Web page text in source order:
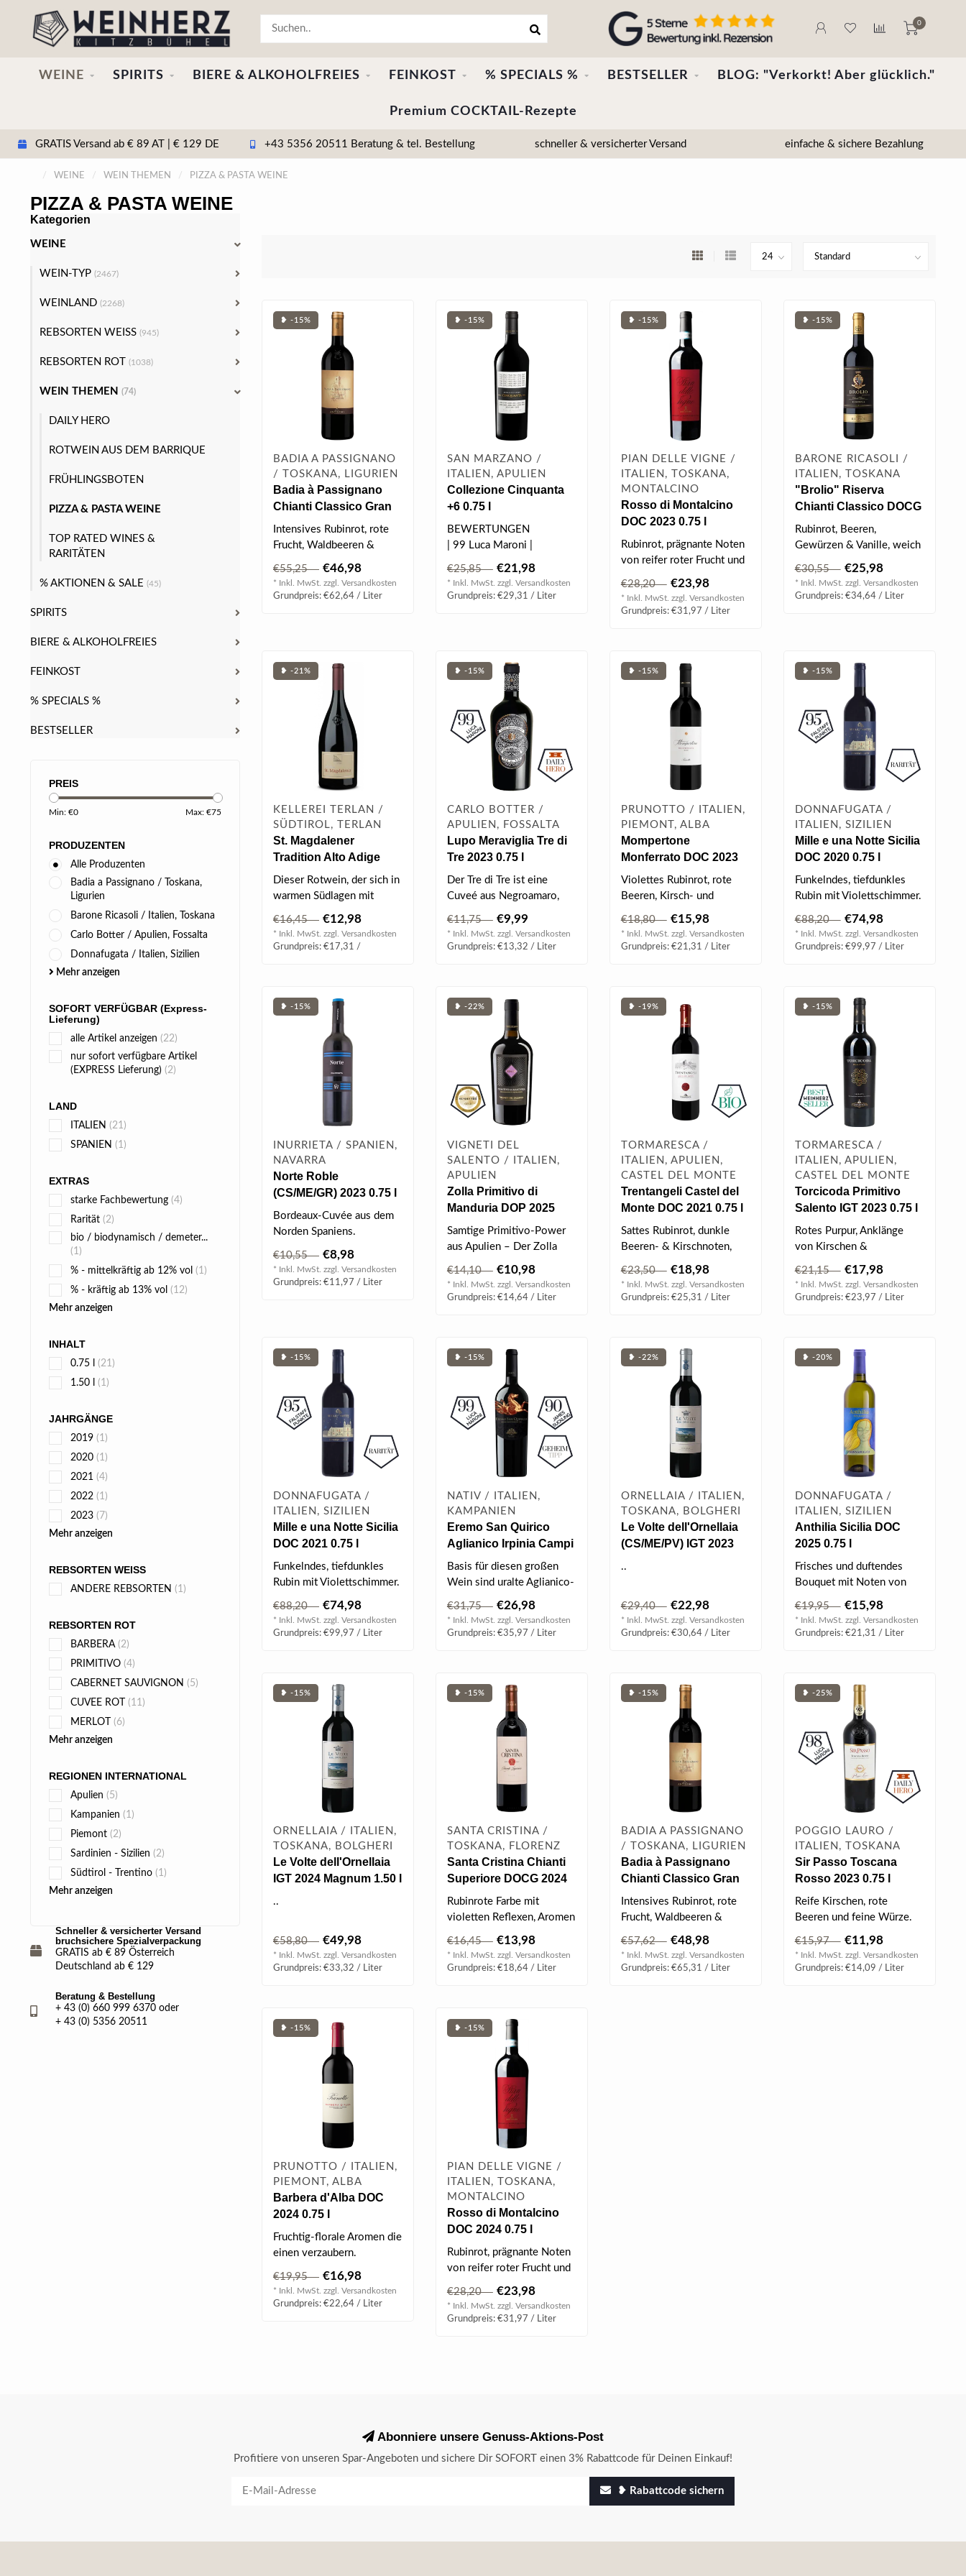
0
WEINE SPIRITS BIERE & ALKOHOLFREIES FEINKOST % SPECIALS % BESTSELLER BLOG: "Verkorkt! Aber glücklich."
Premium COCKTAIL-Rezepte
GRATIS Versand ab € 89 AT | € 129 DE +43 5356 20511 Beratung & tel. Bestellung schneller & versicherter Versand einfache & sichere Bezahlung
/ WEINE / WEIN THEMEN / PIZZA & PASTA WEINE
PIZZA & PASTA WEINE
PREIS
Min: €0 Max: €75
PRODUZENTEN
Alle Produzenten
Badia a Passignano / Toskana,
Ligurien
Barone Ricasoli / Italien, Toskana
Carlo Botter / Apulien, Fossalta
Donnafugata / Italien, Sizilien
Mehr anzeigen
SOFORT VERFÜGBAR (Express-
Lieferung)
alle Artikel anzeigen (22)
nur sofort verfügbare Artikel
(EXPRESS Lieferung) (2)
LAND
ITALIEN (21)
SPANIEN (1)
EXTRAS
starke Fachbewertung (4)
Rarität (2)
bio / biodynamisch / demeter...
(1)
% - mittelkräftig ab 12% vol (1)
% - kräftig ab 13% vol (12)
Mehr anzeigen
INHALT
0.75 l (21)
1.50 l (1)
JAHRGÄNGE
2019 (1)
2020 (1)
2021 (4)
2022 (1)
2023 (7)
Mehr anzeigen
REBSORTEN WEISS
ANDERE REBSORTEN (1)
REBSORTEN ROT
BARBERA (2)
PRIMITIVO (4)
CABERNET SAUVIGNON (5)
CUVEE ROT (11)
MERLOT (6)
Mehr anzeigen
REGIONEN INTERNATIONAL
Apulien (5)
Kampanien (1)
Piemont (2)
Sardinien - Sizilien (2)
Südtirol - Trentino (1)
Mehr anzeigen
Kategorien
WEINE
WEIN-TYP (2467)
WEINLAND (2268)
REBSORTEN WEISS (945)
REBSORTEN ROT (1038)
WEIN THEMEN (74)
DAILY HERO
ROTWEIN AUS DEM BARRIQUE
FRÜHLINGSBOTEN
PIZZA & PASTA WEINE
TOP RATED WINES &
RARITÄTEN
% AKTIONEN & SALE (45)
SPIRITS
BIERE & ALKOHOLFREIES
FEINKOST
% SPECIALS %
BESTSELLER
Schneller & versicherter Versand
bruchsichere Spezialverpackung
GRATIS ab € 89 Österreich
Deutschland ab € 129
Beratung & Bestellung
+ 43 (0) 660 999 6370 oder
+ 43 (0) 5356 20511
❥ -15%
BADIA A PASSIGNANO
/ TOSKANA, LIGURIEN
Badia à Passignano
Chianti Classico Gran
Selezione DOCG 2021
0.75 l
Intensives Rubinrot, rote
Frucht, Waldbeeren &
samtige ..
€55,25 €46,98
* Inkl. MwSt. zzgl. Versandkosten
Grundpreis: €62,64 / Liter
❥ -15%
SAN MARZANO /
ITALIEN, APULIEN
Collezione Cinquanta
+6 0.75 l
BEWERTUNGEN
| 99 Luca Maroni |
| 3/3 Luigi Veronelli |
| Mu..
€25,85 €21,98
* Inkl. MwSt. zzgl. Versandkosten
Grundpreis: €29,31 / Liter
❥ -15%
PIAN DELLE VIGNE /
ITALIEN, TOSKANA,
MONTALCINO
Rosso di Montalcino
DOC 2023 0.75 l
Rubinrot, prägnante Noten
von reifer roter Frucht und
€28,20 €23,98
* Inkl. MwSt. zzgl. Versandkosten
Grundpreis: €31,97 / Liter
❥ -15%
BARONE RICASOLI /
ITALIEN, TOSKANA
"Brolio" Riserva
Chianti Classico DOCG
2021 0.75 l
Rubinrot, Beeren,
Gewürzen & Vanille, weich
elegante Tan..
€30,55 €25,98
* Inkl. MwSt. zzgl. Versandkosten
Grundpreis: €34,64 / Liter
❥ -21%
KELLEREI TERLAN /
SÜDTIROL, TERLAN
St. Magdalener
Tradition Alto Adige
DOC 2024 0.75 l
Dieser Rotwein, der sich in
warmen Südlagen mit
lehmhaltigen..
€16,45 €12,98
* Inkl. MwSt. zzgl. Versandkosten
Grundpreis: €17,31 /
❥ -15%
CARLO BOTTER /
APULIEN, FOSSALTA
Lupo Meraviglia Tre di
Tre 2023 0.75 l
Der Tre di Tre ist eine
Cuveé aus Negroamaro,
Trauben m..
€11,75 €9,99
* Inkl. MwSt. zzgl. Versandkosten
Grundpreis: €13,32 / Liter
❥ -15%
PRUNOTTO / ITALIEN,
PIEMONT, ALBA
Mompertone
Monferrato DOC 2023
0.75 l
Violettes Rubinrot, rote
Beeren, Kirsch- und
feinwürzige & fru..
€18,80 €15,98
* Inkl. MwSt. zzgl. Versandkosten
Grundpreis: €21,31 / Liter
❥ -15%
DONNAFUGATA /
ITALIEN, SIZILIEN
Mille e una Notte Sicilia
DOC 2020 0.75 l
Funkelndes, tiefdunkles
Rubin mit Violettschimmer.
Noten ..
€88,20 €74,98
* Inkl. MwSt. zzgl. Versandkosten
Grundpreis: €99,97 / Liter
❥ -15%
INURRIETA / SPANIEN,
NAVARRA
Norte Roble
(CS/ME/GR) 2023 0.75 l
Bordeaux-Cuvée aus dem
Norden Spaniens.
schon früh ..
€10,55 €8,98
* Inkl. MwSt. zzgl. Versandkosten
Grundpreis: €11,97 / Liter
❥ -22%
VIGNETI DEL
SALENTO / ITALIEN,
APULIEN
Zolla Primitivo di
Manduria DOP 2025
0.75 l
Samtige Primitivo-Power
aus Apulien – Der Zolla
2024..
€14,10 €10,98
* Inkl. MwSt. zzgl. Versandkosten
Grundpreis: €14,64 / Liter
❥ -19%
TORMARESCA /
ITALIEN, APULIEN,
CASTEL DEL MONTE
Trentangeli Castel del
Monte DOC 2021 0.75 l
Sattes Rubinrot, dunkle
Beeren- & Kirschnoten,
& fü..
€23,50 €18,98
* Inkl. MwSt. zzgl. Versandkosten
Grundpreis: €25,31 / Liter
❥ -15%
TORMARESCA /
ITALIEN, APULIEN,
CASTEL DEL MONTE
Torcicoda Primitivo
Salento IGT 2023 0.75 l
Rotes Purpur, Anklänge
von Kirschen &
integrierte Holztöne, bl..
€21,15 €17,98
* Inkl. MwSt. zzgl. Versandkosten
Grundpreis: €23,97 / Liter
❥ -15%
DONNAFUGATA /
ITALIEN, SIZILIEN
Mille e una Notte Sicilia
DOC 2021 0.75 l
Funkelndes, tiefdunkles
Rubin mit Violettschimmer.
Noten ..
€88,20 €74,98
* Inkl. MwSt. zzgl. Versandkosten
Grundpreis: €99,97 / Liter
❥ -15%
NATIV / ITALIEN,
KAMPANIEN
Eremo San Quirico
Aglianico Irpinia Campi
Taurasini 2019 0.75 l
Basis für diesen großen
Wein sind uralte Aglianico-
€31,75 €26,98
* Inkl. MwSt. zzgl. Versandkosten
Grundpreis: €35,97 / Liter
❥ -22%
ORNELLAIA / ITALIEN,
TOSKANA, BOLGHERI
Le Volte dell'Ornellaia
(CS/ME/PV) IGT 2023
..
€29,40 €22,98
* Inkl. MwSt. zzgl. Versandkosten
Grundpreis: €30,64 / Liter
❥ -20%
DONNAFUGATA /
ITALIEN, SIZILIEN
Anthilia Sicilia DOC
2025 0.75 l
Frisches und duftendes
Bouquet mit Noten von
Kombina..
€19,95 €15,98
* Inkl. MwSt. zzgl. Versandkosten
Grundpreis: €21,31 / Liter
❥ -15%
ORNELLAIA / ITALIEN,
TOSKANA, BOLGHERI
Le Volte dell'Ornellaia
IGT 2024 Magnum 1.50 l
..
€58,80 €49,98
* Inkl. MwSt. zzgl. Versandkosten
Grundpreis: €33,32 / Liter
❥ -15%
SANTA CRISTINA /
TOSKANA, FLORENZ
Santa Cristina Chianti
Superiore DOCG 2024
0.75 l
Rubinrote Farbe mit
violetten Reflexen, Aromen
von Maraska-Kirsche,
Trockenpflau..
€16,45 €13,98
* Inkl. MwSt. zzgl. Versandkosten
Grundpreis: €18,64 / Liter
❥ -15%
BADIA A PASSIGNANO
/ TOSKANA, LIGURIEN
Badia à Passignano
Chianti Classico Gran
Selezione DOCG 2022
0.75 l
Intensives Rubinrot, rote
Frucht, Waldbeeren &
Kirsche, voll, weiche &
samtige ..
€57,62 €48,98
* Inkl. MwSt. zzgl. Versandkosten
Grundpreis: €65,31 / Liter
❥ -25%
POGGIO LAURO /
ITALIEN, TOSKANA
Sir Passo Toscana
Rosso 2023 0.75 l
Reife Kirschen, rote
Beeren und feine Würze.
Rund, weich und
harmonisch im Abga..
€15,97 €11,98
* Inkl. MwSt. zzgl. Versandkosten
Grundpreis: €14,09 / Liter
❥ -15%
PRUNOTTO / ITALIEN,
PIEMONT, ALBA
Barbera d'Alba DOC
2024 0.75 l
Fruchtig-florale Aromen die
einen verzaubern.
€19,95 €16,98
* Inkl. MwSt. zzgl. Versandkosten
Grundpreis: €22,64 / Liter
❥ -15%
PIAN DELLE VIGNE /
ITALIEN, TOSKANA,
MONTALCINO
Rosso di Montalcino
DOC 2024 0.75 l
Rubinrot, prägnante Noten
von reifer roter Frucht und
rote Johannisbeere, angen..
€28,20 €23,98
* Inkl. MwSt. zzgl. Versandkosten
Grundpreis: €31,97 / Liter
Abonniere unsere Genuss-Aktions-Post
Profitiere von unseren Spar-Angeboten und sichere Dir SOFORT einen 3% Rabattcode für Deinen Einkauf!
❥ Rabattcode sichern